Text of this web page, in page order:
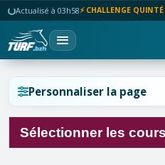
Actualisé à 03h58⚡ CHALLENGE
Personnaliser la page
Sélectionner les
Réinitialiser